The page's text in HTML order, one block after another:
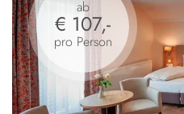
ab
€ 107,-
pro Person